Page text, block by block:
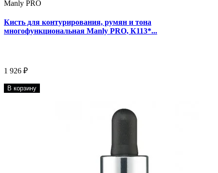
Manly PRO
Кисть для контурирования, румян и тона
многофункциональная Manly PRO, К113*...
1 926 ₽
В корзину